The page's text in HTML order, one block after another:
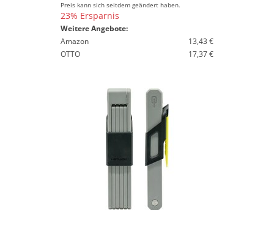
Preis kann sich seitdem geändert haben.
23% Ersparnis
Weitere Angebote:
Amazon
13,43 €
OTTO
17,37 €